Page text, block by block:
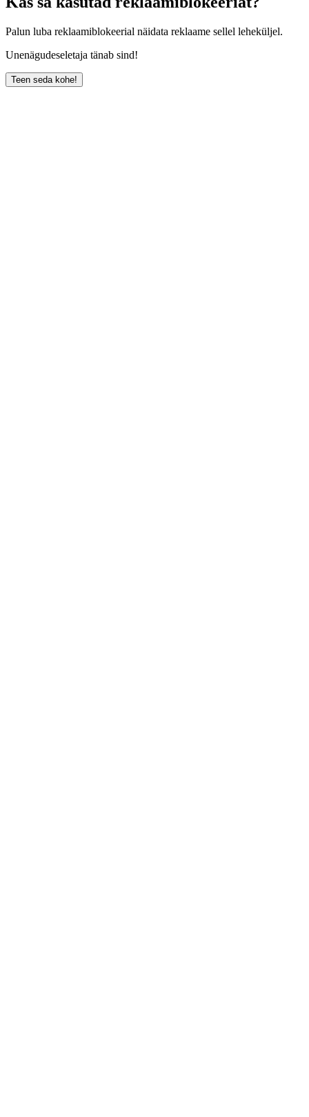
Palun luba reklaamiblokeerial näidata reklaame sellel leheküljel.
Unenägudeseletaja tänab sind!
Teen seda kohe!